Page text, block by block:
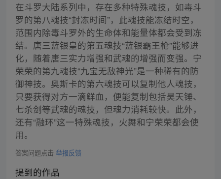
在斗罗大陆系列中，存在多种特殊魂技，如毒斗
罗的第八魂技“封冻时间”，此魂技能冻结时空，
范围内除毒斗罗外的生命体和能量体都会受到冻
结。唐三蓝银皇的第五魂技“蓝银霸王枪”能够进
化，随着唐三实力增强和武魂的增强而变强。宁
荣荣的第九魂技“九宝无敌神光”是一种稀有的防
御神技。奥斯卡的第六魂技可以复制他人魂技，
只要获得对方一滴鲜血，便能复制包括昊天锤、
七杀剑等武魂的魂技，但魂力消耗较快。此外，
还有“融环”这一特殊魂技，火舞和宁荣荣都会使
用。
答案问题点击 举报反馈
提到的作品